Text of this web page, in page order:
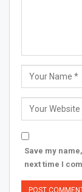
Save my
next time I